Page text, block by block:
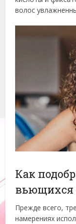
волос
Как
вьющихся
Прежде всего,
намерениях